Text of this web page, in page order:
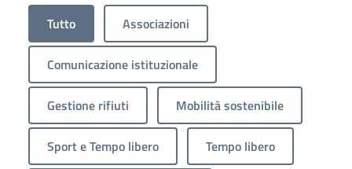
Tutto Associazioni
Comunicazione istituzionale
Gestione rifiuti Mobilità sostenibile
Sport e Tempo libero Tempo libero